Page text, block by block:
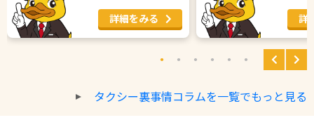
詳細をみる 詳
タクシー裏事情コラムを一覧でもっと見る